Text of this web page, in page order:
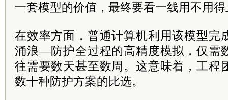
一套模型的价值，最终要看一线用不用
在效率方面，普通计算机利用该模型
涌浪—防护全过程的高精度模拟，仅需
往需要数天甚至数周。这意味着，工程
数十种防护方案的比选。